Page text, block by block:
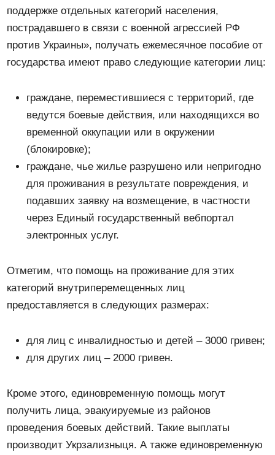
поддержке отдельных категорий населения,
пострадавшего в связи с военной агрессией РФ
против Украины», получать ежемесячное пособие от
государства имеют право следующие категории лиц:
граждане, переместившиеся с территорий, где
ведутся боевые действия, или находящихся во
временной оккупации или в окружении
(блокировке);
граждане, чье жилье разрушено или непригодно
для проживания в результате повреждения, и
подавших заявку на возмещение, в частности
через Единый государственный вебпортал
электронных услуг.
Отметим, что помощь на проживание для этих
категорий внутриперемещенных лиц
предоставляется в следующих размерах:
для лиц с инвалидностью и детей – 3000 гривен;
для других лиц – 2000 гривен.
Кроме этого, единовременную помощь могут
получить лица, эвакуируемые из районов
проведения боевых действий. Такие выплаты
производит Укрзализныця. А также единовременную